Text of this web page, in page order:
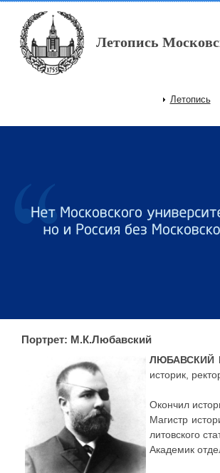
Перейти к основному содержанию
Летопись
Главное меню
Летопись
Портрет: М.К.Любавский
ЛЮБАВСКИЙ
историк,
Окончил
Магистр
литовского
Академик